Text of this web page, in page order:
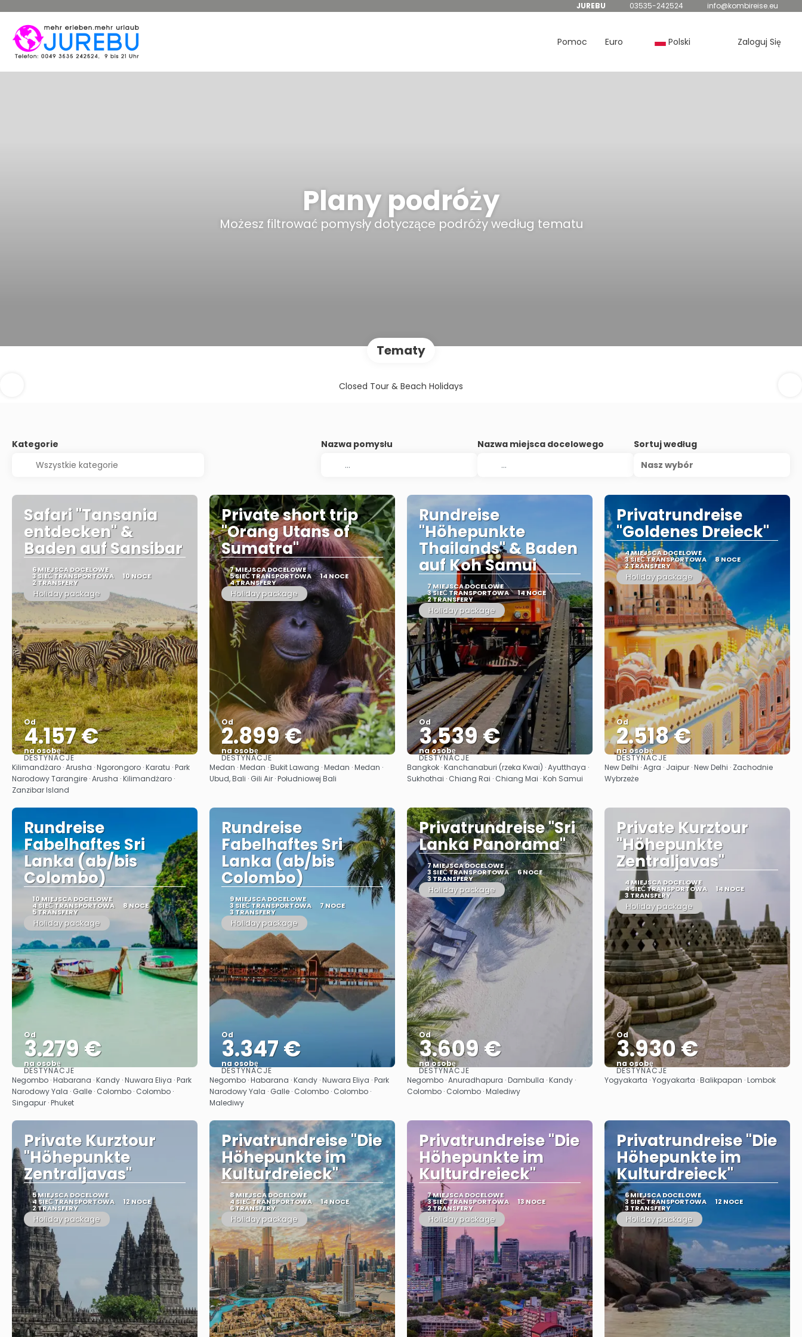
JUREBU 03535-242524 info@kombireise.eu
Pomoc Euro Polski Zaloguj Się
Plany podróży
Możesz filtrować pomysły dotyczące podróży według tematu
Tematy
Closed Tour & Beach Holidays
Kategorie Nazwa pomysłu Nazwa miejsca docelowego
Sortuj według
Nasz wybór
Safari "Tansania
entdecken" &
Baden auf Sansibar
6 MIEJSCA DOCELOWE
3 SIEĆ TRANSPORTOWA 10 NOCE
2 TRANSFERY
Holiday package
Od
4.157 €
na osobę
Zobacz
DESTYNACJE
Kilimandżaro · Arusha · Ngorongoro · Karatu · Park
Narodowy Tarangire · Arusha · Kilimandżaro ·
Zanzibar Island
Private short trip
"Orang Utans of
Sumatra"
7 MIEJSCA DOCELOWE
5 SIEĆ TRANSPORTOWA 14 NOCE
4 TRANSFERY
Holiday package
Od
2.899 €
na osobę
Zobacz
DESTYNACJE
Medan · Medan · Bukit Lawang · Medan · Medan ·
Ubud, Bali · Gili Air · Południowej Bali
Rundreise
"Höhepunkte
Thailands" & Baden
auf Koh Samui
7 MIEJSCA DOCELOWE
3 SIEĆ TRANSPORTOWA 14 NOCE
2 TRANSFERY
Holiday package
Od
3.539 €
na osobę
Zobacz
DESTYNACJE
Bangkok · Kanchanaburi (rzeka Kwai) · Ayutthaya ·
Sukhothai · Chiang Rai · Chiang Mai · Koh Samui
Privatrundreise
"Goldenes Dreieck"
4 MIEJSCA DOCELOWE
3 SIEĆ TRANSPORTOWA 8 NOCE
2 TRANSFERY
Holiday package
Od
2.518 €
na osobę
Zobacz
DESTYNACJE
New Delhi · Agra · Jaipur · New Delhi · Zachodnie
Wybrzeże
Rundreise
Fabelhaftes Sri
Lanka (ab/bis
Colombo)
10 MIEJSCA DOCELOWE
4 SIEĆ TRANSPORTOWA 8 NOCE
5 TRANSFERY
Holiday package
Od
3.279 €
na osobę
Zobacz
DESTYNACJE
Negombo · Habarana · Kandy · Nuwara Eliya · Park
Narodowy Yala · Galle · Colombo · Colombo ·
Singapur · Phuket
Rundreise
Fabelhaftes Sri
Lanka (ab/bis
Colombo)
9 MIEJSCA DOCELOWE
3 SIEĆ TRANSPORTOWA 7 NOCE
3 TRANSFERY
Holiday package
Od
3.347 €
na osobę
Zobacz
DESTYNACJE
Negombo · Habarana · Kandy · Nuwara Eliya · Park
Narodowy Yala · Galle · Colombo · Colombo ·
Malediwy
Privatrundreise "Sri
Lanka Panorama"
7 MIEJSCA DOCELOWE
3 SIEĆ TRANSPORTOWA 6 NOCE
3 TRANSFERY
Holiday package
Od
3.609 €
na osobę
Zobacz
DESTYNACJE
Negombo · Anuradhapura · Dambulla · Kandy ·
Colombo · Colombo · Malediwy
Private Kurztour
"Höhepunkte
Zentraljavas"
4 MIEJSCA DOCELOWE
4 SIEĆ TRANSPORTOWA 14 NOCE
3 TRANSFERY
Holiday package
Od
3.930 €
na osobę
Zobacz
DESTYNACJE
Yogyakarta · Yogyakarta · Balikpapan · Lombok
Private Kurztour
"Höhepunkte
Zentraljavas"
5 MIEJSCA DOCELOWE
4 SIEĆ TRANSPORTOWA 12 NOCE
2 TRANSFERY
Holiday package
Privatrundreise "Die
Höhepunkte im
Kulturdreieck"
8 MIEJSCA DOCELOWE
4 SIEĆ TRANSPORTOWA 14 NOCE
6 TRANSFERY
Holiday package
Privatrundreise "Die
Höhepunkte im
Kulturdreieck"
7 MIEJSCA DOCELOWE
3 SIEĆ TRANSPORTOWA 13 NOCE
2 TRANSFERY
Holiday package
Privatrundreise "Die
Höhepunkte im
Kulturdreieck"
6 MIEJSCA DOCELOWE
3 SIEĆ TRANSPORTOWA 12 NOCE
3 TRANSFERY
Holiday package